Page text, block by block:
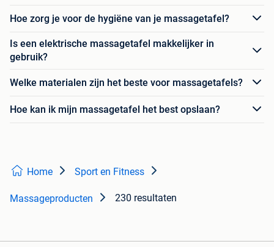
Hoe zorg je voor de hygiëne van je massagetafel?
Is een elektrische massagetafel makkelijker in
gebruik?
Welke materialen zijn het beste voor massagetafels?
Hoe kan ik mijn massagetafel het best opslaan?
Home Sport en Fitness
Massageproducten 230 resultaten